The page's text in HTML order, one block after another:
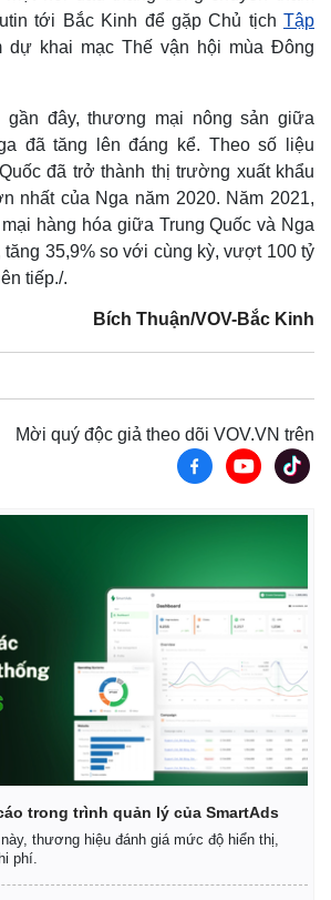
tới Bắc Kinh để gặp Chủ tịch Tập
dự khai mạc Thế vận hội mùa Đông
gần đây, thương mại nông sản giữa
đã tăng lên đáng kể. Theo số liệu
đã trở thành thị trường xuất khẩu
nhất của Nga năm 2020. Năm 2021,
hàng hóa giữa Trung Quốc và Nga
tăng 35,9% so với cùng kỳ, vượt 100 tỷ
tiếp./.
Bích Thuận/VOV-Bắc Kinh
Mời quý độc giả theo dõi VOV.VN trên
trong trình quản lý của SmartAds
thương hiệu đánh giá mức độ hiển thị,
phí.